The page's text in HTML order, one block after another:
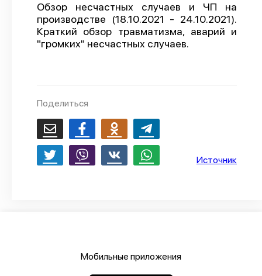
API
О проекте
Политика конфиденциальности
Обзор несчастных случаев и ЧП на
производстве (18.10.2021 - 24.10.2021).
Краткий обзор травматизма, аварий и
"громких" несчастных случаев.
Поделиться
Источник
Мобильные приложения